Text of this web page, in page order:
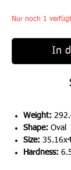
Nur noch 1
In
Weight:
Shape: Oval
Size:
Hardness: